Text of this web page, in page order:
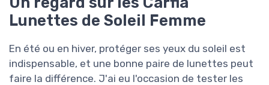
Lunettes de Soleil Femme
En été ou en hiver, protéger ses yeux du soleil est
indispensable, et une bonne paire de lunettes peut
faire la différence. J'ai eu l'occasion de tester les